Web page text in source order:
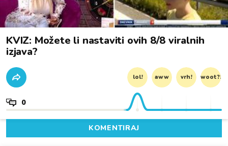
KVIZ: Možete li nastaviti ovih 8/8 viralnih
izjava?
lol! aww vrh! woot?!
0
KOMENTIRAJ